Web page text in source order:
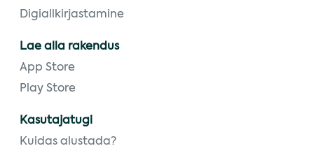
Digiallkirjastamine
Lae alla rakendus
App Store
Play Store
Kasutajatugi
Kuidas alustada?